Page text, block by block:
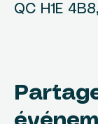
QC H1E